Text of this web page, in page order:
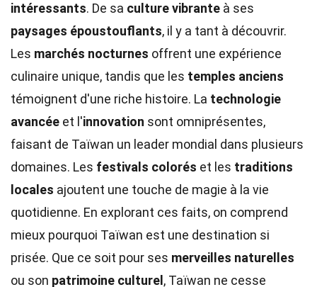
intéressants. De sa culture vibrante à ses
paysages époustouflants, il y a tant à découvrir.
Les marchés nocturnes offrent une expérience
culinaire unique, tandis que les temples anciens
témoignent d'une riche histoire. La technologie
avancée et l'innovation sont omniprésentes,
faisant de Taïwan un leader mondial dans plusieurs
domaines. Les festivals colorés et les traditions
locales ajoutent une touche de magie à la vie
quotidienne. En explorant ces faits, on comprend
mieux pourquoi Taïwan est une destination si
prisée. Que ce soit pour ses merveilles naturelles
ou son patrimoine culturel , Taïwan ne cesse